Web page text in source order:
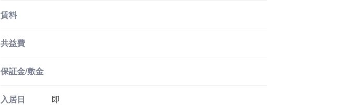
賃料
共益費
保証金/敷金
入居日 即